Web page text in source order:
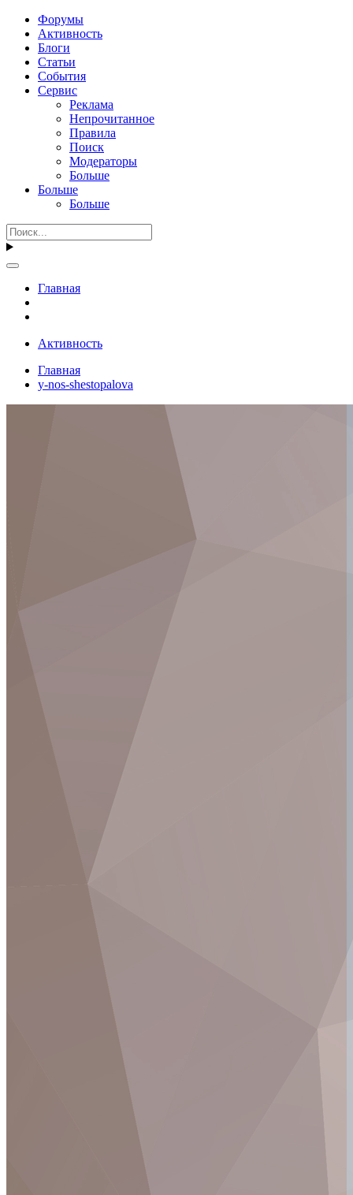
Форумы
Активность
Блоги
Статьи
События
Сервис
Реклама
Непрочитанное
Правила
Поиск
Модераторы
Больше
Больше
Больше
Главная
Активность
Главная
y-nos-shestopalova